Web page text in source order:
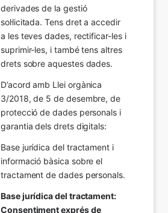
derivades de la gestió
sol·licitada. Tens dret a accedir
a les teves dades, rectificar-les i
suprimir-les, i també tens altres
drets sobre aquestes dades.
D’acord amb Llei orgànica
3/2018, de 5 de desembre, de
protecció de dades personals i
garantia dels drets digitals:
Base jurídica del tractament i
informació bàsica sobre el
tractament de dades personals.
Base jurídica del tractament:
Consentiment exprés de